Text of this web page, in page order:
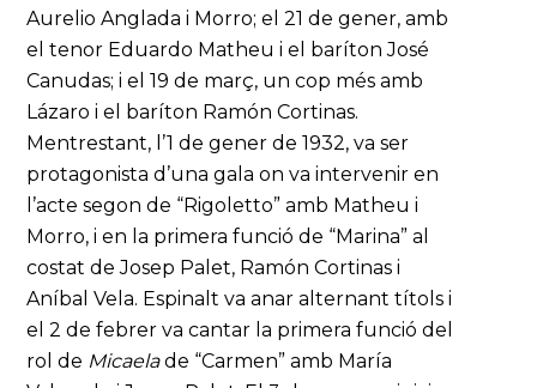
Aurelio Anglada i Morro; el 21 de gener, amb
el tenor Eduardo Matheu i el baríton José
Canudas; i el 19 de març, un cop més amb
Lázaro i el baríton Ramón Cortinas.
Mentrestant, l’1 de gener de 1932, va ser
protagonista d’una gala on va intervenir en
l’acte segon de “Rigoletto” amb Matheu i
Morro, i en la primera funció de “Marina” al
costat de Josep Palet, Ramón Cortinas i
Aníbal Vela. Espinalt va anar alternant títols i
el 2 de febrer va cantar la primera funció del
rol de Micaelade “Carmen” amb María